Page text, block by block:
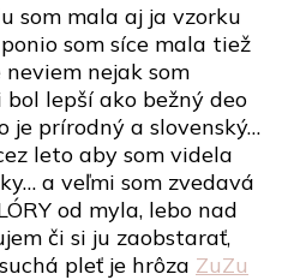
som mala aj ja vzorku
som síce mala tiež
nejak som
bol lepší ako bežný deo
je prírodný a slovenský…
leto aby som videla
a veľmi som zvedavá
od myla, lebo nad
či si ju zaobstarať,
pleť je hrôza ZuZu